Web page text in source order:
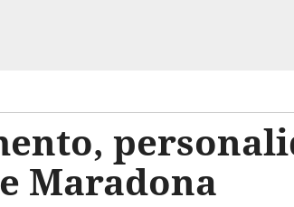
Maradona